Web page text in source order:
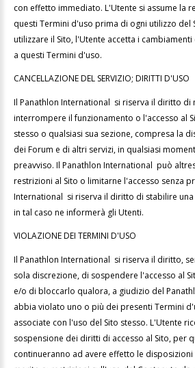
con effetto immediato. L'Utente si assume la
questi Termini d'uso prima di ogni utilizzo del
utilizzare il Sito, l'Utente accetta i
a questi Termini d'uso.
CANCELLAZIONE DEL SERVIZIO; DIRITTI D'USO
Il Panathlon International si riserva il diritto
interrompere il funzionamento o l'accesso al
stesso o qualsiasi sua sezione, compresa la
dei Forum e di altri servizi, in qualsiasi
preavviso. Il Panathlon International può
restrizioni al Sito o limitarne l'accesso senza
International si riserva il diritto di stabilire una
in tal caso ne informerà gli Utenti.
VIOLAZIONE DEI TERMINI D'USO
Il Panathlon International si riserva il diritto,
sola discrezione, di sospendere l'accesso al
e/o di bloccarlo qualora, a giudizio del
abbia violato uno o più dei presenti Termini
associate con l'uso del Sito stesso. L'Utente
sospensione dei diritti di accesso al Sito, per
continueranno ad avere effetto le